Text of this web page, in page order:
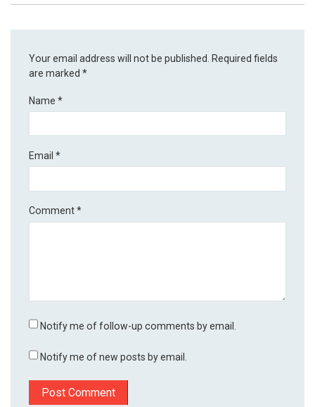
Your email address will not be published.
Required fields
are marked*
Name*
Email*
Comment*
Notify me of follow-up comments by email.
Notify me of new posts by email.